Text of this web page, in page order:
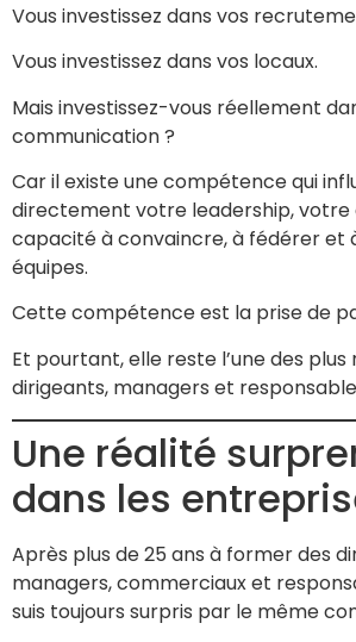
Vous investissez dans vos
Vous investissez dans vos locaux.
Mais investissez-vous réellement
communication ?
Car il existe une compétence qui
directement votre leadership,
capacité à convaincre, à fédérer et
équipes.
Cette compétence est la prise de
Et pourtant, elle reste l’une des plus
dirigeants, managers et
Une réalité
dans les
Après plus de 25 ans à former des
managers, commerciaux et
suis toujours surpris par le même